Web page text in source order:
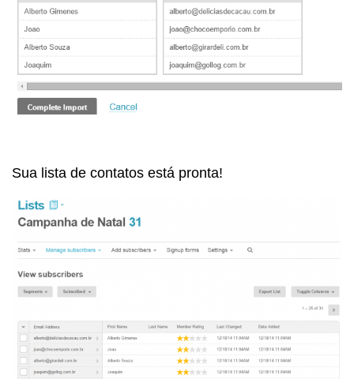
Sua lista de contatos está pronta!